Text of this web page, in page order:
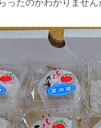
ったのかわかりませ